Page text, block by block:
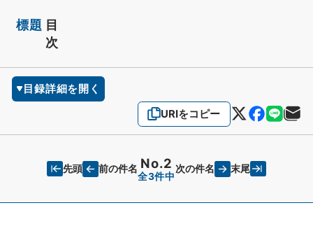
標題 目
次
目録詳細を開く
URIをコピー
先頭 前の件名 No.2
全3件中
次の件名 末尾